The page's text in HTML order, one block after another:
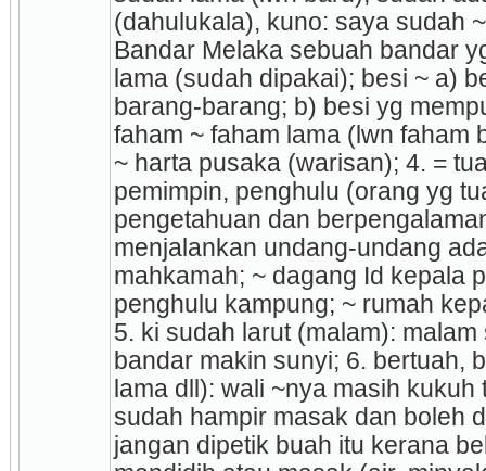
(dahulukala), kuno: saya sudah
Bandar Melaka sebuah bandar
lama (sudah dipakai); besi ~ a)
barang-barang; b) besi yg
faham ~ faham lama (lwn faham
~ harta pusaka (warisan); 4. =
pemimpin, penghulu (orang yg
pengetahuan dan
menjalankan undang-undang
mahkamah; ~ dagang Id kepala
penghulu kampung; ~ rumah
5. ki sudah larut (malam):
bandar makin sunyi; 6. bertuah,
lama dll): wali ~nya masih
sudah hampir masak dan boleh
jangan dipetik buah itu kerana